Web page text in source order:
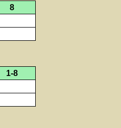
8
1-8